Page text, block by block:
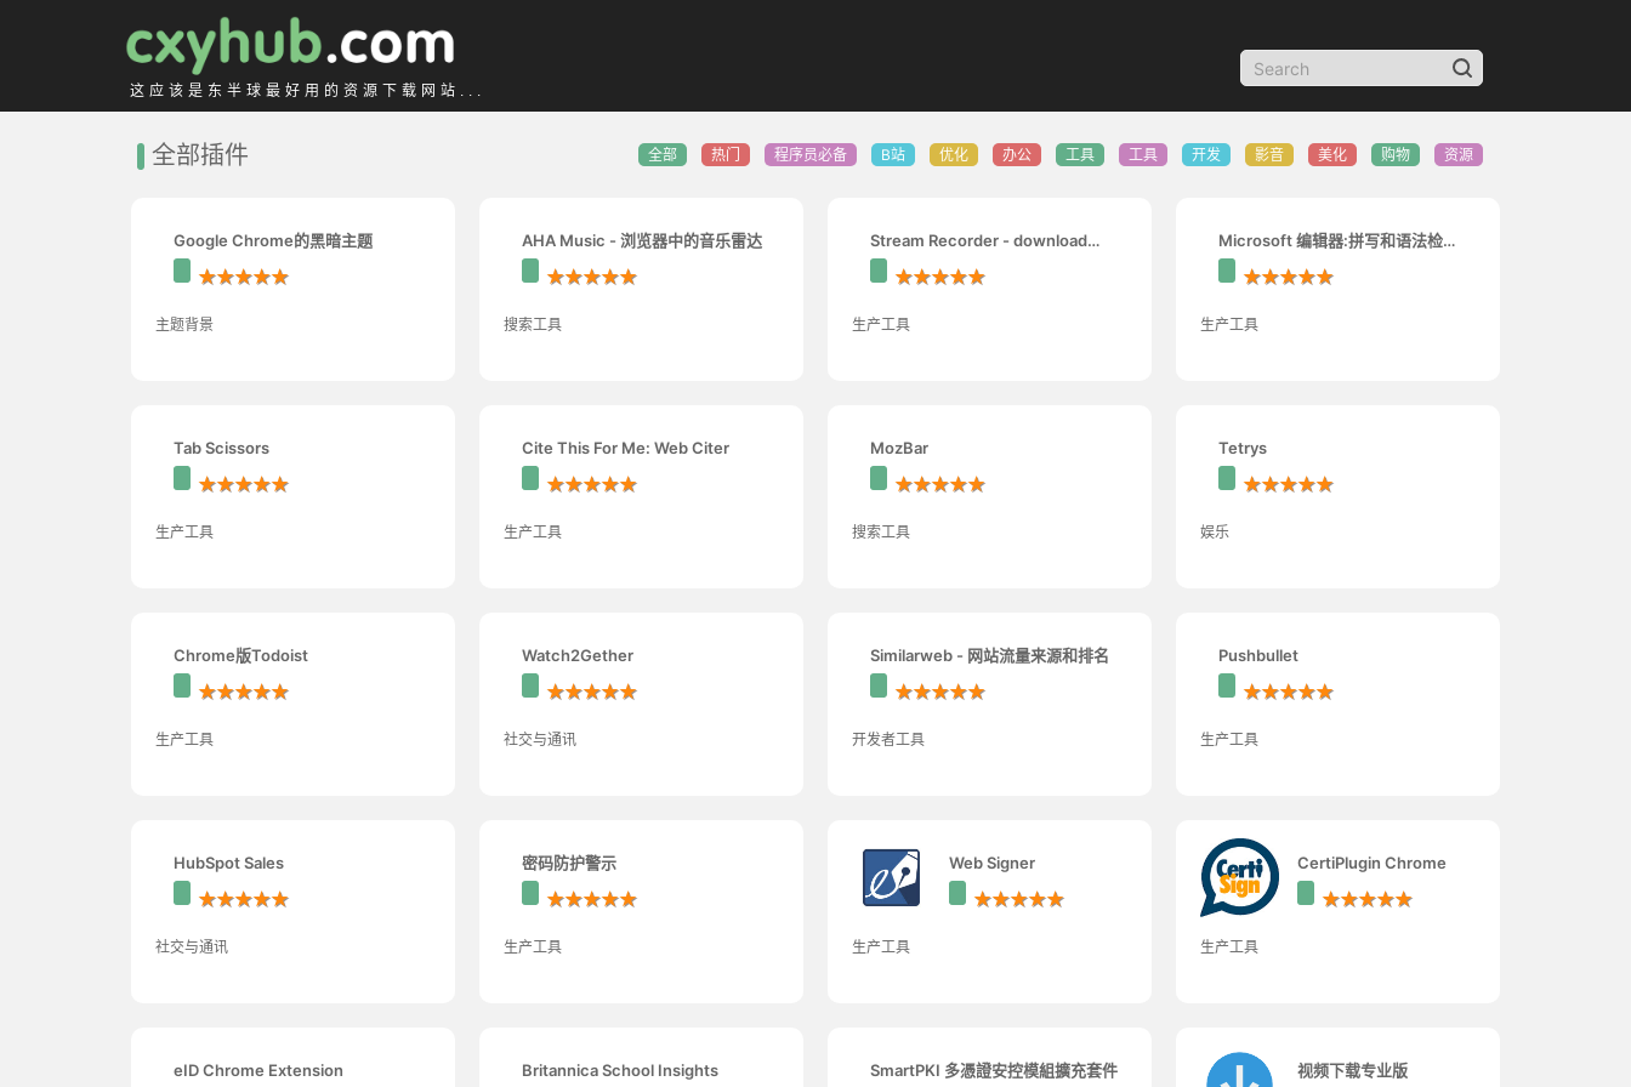
这应该是东半球最好用的资源下载网站...
全部插件 全部 热门 程序员必备 B站 优化 办公 工具 工具 开发 影音 美化 购物 资源
Google Chrome的黑暗主题
★★★★★
主题背景
AHA Music - 浏览器中的音乐雷达
★★★★★
搜索工具
Stream Recorder - download
HLS as MP4
★★★★★
生产工具
Microsoft 编辑器:拼写和语法检查
器 ★★★★★
生产工具
Tab Scissors
★★★★★
生产工具
Cite This For Me: Web Citer
★★★★★
生产工具
MozBar
★★★★★
搜索工具
Tetrys
★★★★★
娱乐
Chrome版Todoist
★★★★★
生产工具
Watch2Gether
★★★★★
社交与通讯
Similarweb - 网站流量来源和排名
★★★★★
开发者工具
Pushbullet
★★★★★
生产工具
HubSpot Sales
★★★★★
社交与通讯
密码防护警示
★★★★★
生产工具
Web Signer
★★★★★
生产工具
CertiPlugin Chrome
★★★★★
生产工具
eID Chrome Extension Britannica School Insights SmartPKI 多憑證安控模組擴充套件 视频下载专业版